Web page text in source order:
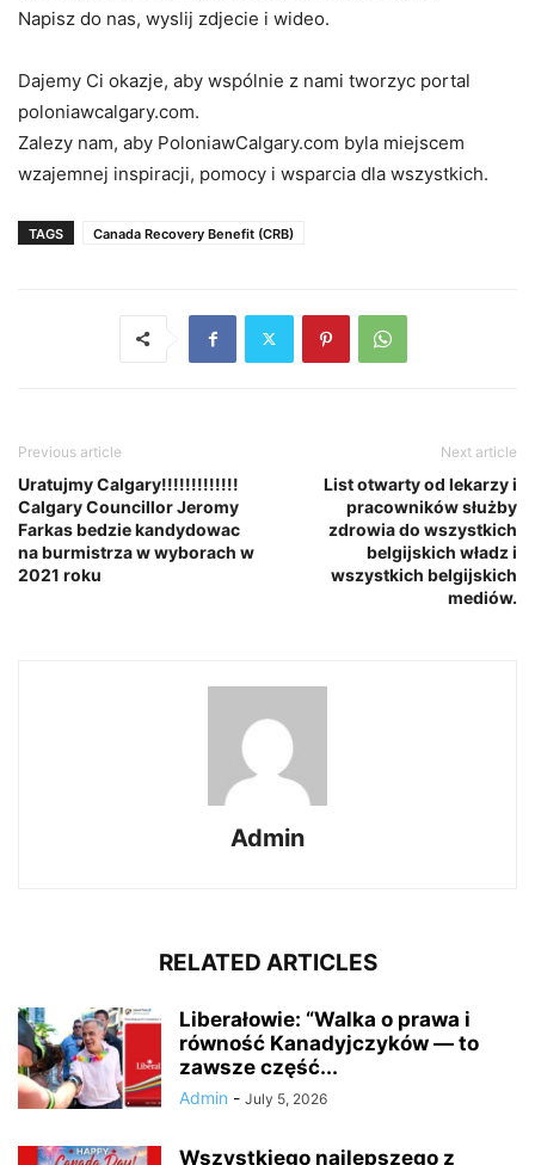
Napisz do nas, wyslij zdjecie i wideo.
Dajemy Ci okazje, aby wspólnie z nami tworzyc portal
poloniawcalgary.com.
Zalezy nam, aby PoloniawCalgary.com byla miejscem
wzajemnej inspiracji, pomocy i wsparcia dla wszystkich.
TAGS Canada Recovery Benefit (CRB)
Previous article
Uratujmy Calgary!!!!!!!!!!!!!
Calgary Councillor Jeromy
Farkas bedzie kandydowac
na burmistrza w wyborach w
2021 roku
Next article
List otwarty od lekarzy i
pracowników służby
zdrowia do wszystkich
belgijskich władz i
wszystkich belgijskich
mediów.
Admin
RELATED ARTICLES
Liberałowie: “Walka o prawa i
równość Kanadyjczyków — to
zawsze część...
Admin - July 5, 2026
Wszystkiego najlepszego z